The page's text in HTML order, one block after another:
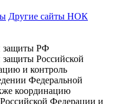
Другие сайты НОК
защиты РФ
защиты Российской
и контроль
Федеральной
координацию
Федерации и